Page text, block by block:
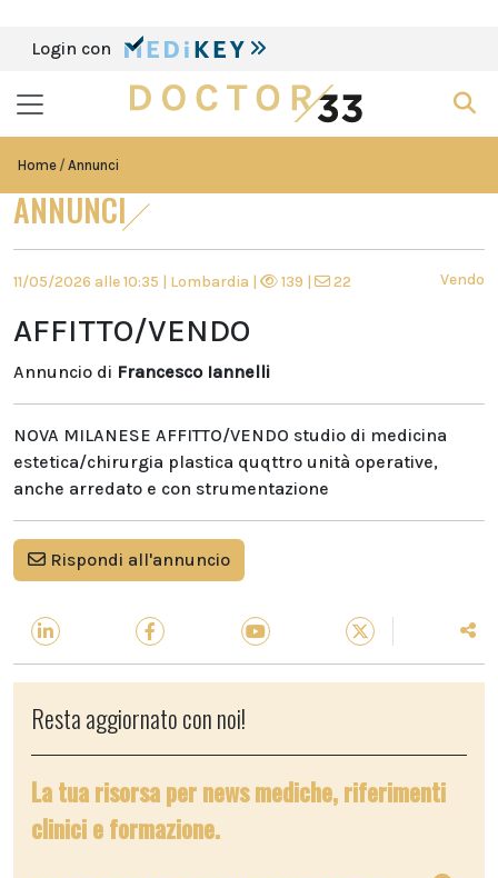
Login con
Home Annunci
ANNUNCI
11/05/2026 alle 10:35 | Lombardia | 139 | 22 Vendo
AFFITTO/VENDO
Annuncio di Francesco Iannelli
NOVA MILANESE AFFITTO/VENDO studio di medicina
estetica/chirurgia plastica quqttro unità operative,
anche arredato e con strumentazione
Rispondi all'annuncio
Resta aggiornato con noi!
La tua risorsa per news mediche, riferimenti
clinici e formazione.